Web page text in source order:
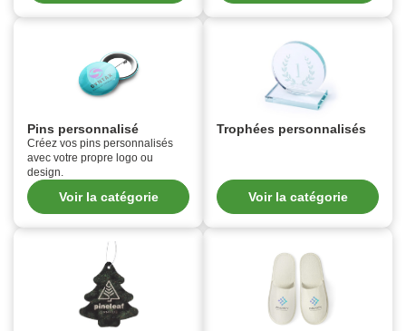
Pins personnalisé
Créez vos pins personnalisés
avec votre propre logo ou
design.
Voir la catégorie
Trophées personnalisés
Voir la catégorie